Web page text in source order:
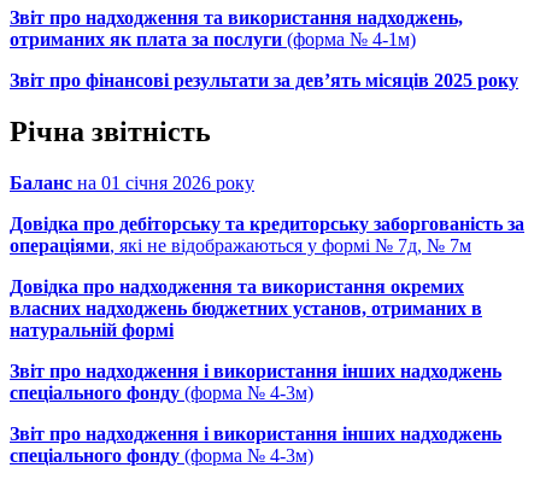
Звіт про надходження та використання надходжень,
отриманих як плата за послуги (форма № 4-1м)
Звіт про фінансові результати за дев’ять місяців 2025 року
Річна звітність
Баланс на 01 січня 2026 року
Довідка про дебіторську та кредиторську заборгованість за
операціями, які не відображаються у формі № 7д, № 7м
Довідка про надходження та використання окремих
власних надходжень бюджетних установ, отриманих в
натуральній формі
Звіт про надходження і використання інших надходжень
спеціального фонду (форма № 4-3м)
Звіт про надходження і використання інших надходжень
спеціального фонду (форма № 4-3м)